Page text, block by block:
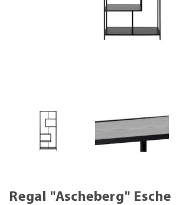
Regal "Ascheberg" Esche